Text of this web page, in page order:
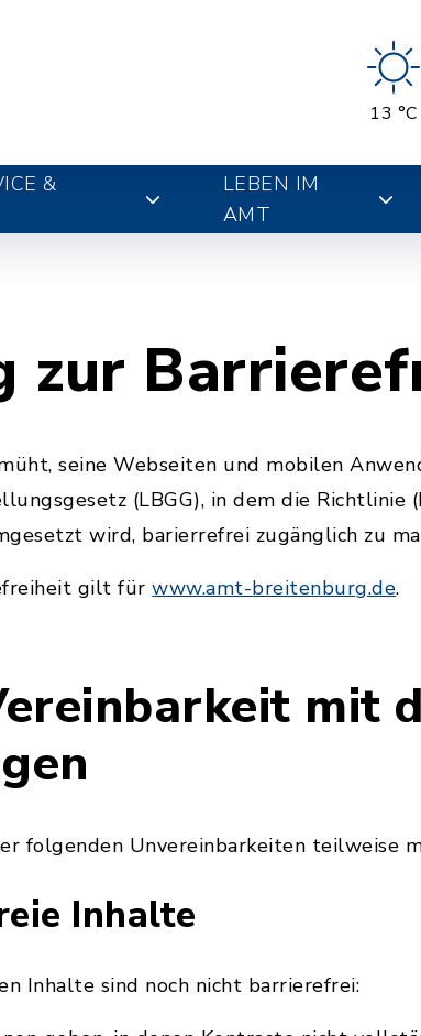
13 °C
&
LEBEN IM
AMT
zur
seine Webseiten und mobilen
(LBGG), in dem die Richtlinie
wird, barierrefrei zugänglich zu
gilt fürwww.amt-breitenburg.de.
mit
folgenden Unvereinbarkeiten teilweise
Inhalte
Inhalte sind noch nicht barrierefrei: